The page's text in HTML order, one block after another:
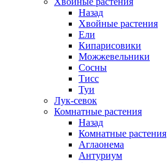
Назад
Хвойные растения
Ели
Кипарисовики
Можжевельники
Сосны
Тисс
Туи
Лук-севок
Комнатные растения
Назад
Комнатные растения
Аглаонема
Антуриум